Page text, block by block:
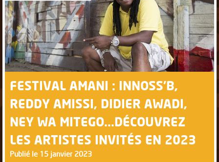
FESTIVAL AMANI : INNOSS'B,
REDDY AMISSI, DIDIER AWADI,
NEY WA MITEGO...DÉCOUVREZ
LES ARTISTES INVITÉS EN 2023
Publié le 15 janvier 2023